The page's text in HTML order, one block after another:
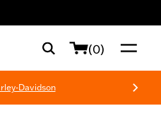
(0)
Davidson